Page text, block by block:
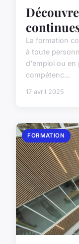
La formation
à toute
d'emploi ou en
compétenc...
17 avril 2025
FORMATION